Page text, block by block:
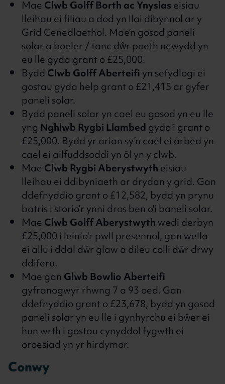
MaeClwb Golff Borth ac Ynyslaseisiau
lleihau ei filiau a dod yn llai dibynnol ar y
Grid Cenedlaethol. Mae’n gosod paneli
solar a boeler / tanc dŵr poeth newydd yn
eu lle gyda grant o £25,000.
ByddClwb Golff Aberteifiyn sefydlogi ei
gostau gyda help grant o £21,415 ar gyfer
paneli solar.
Bydd paneli solar yn cael eu gosod yn eu lle
yng Nghlwb Rygbi Llambedgyda'i grant o
£25,000. Bydd yr arian sy’n cael ei arbed yn
cael ei ailfuddsoddi yn ôl yn y clwb.
MaeClwb Rygbi Aberystwytheisiau
lleihau ei ddibyniaeth ar drydan y grid. Gan
ddefnyddio grant o £12,582, bydd yn prynu
batris i storio’r ynni dros ben o'i baneli solar.
MaeClwb Golff Aberystwythwedi derbyn
£25,000 i leinio'r pwll presennol, gan wella
ei allu i ddal dŵr glaw a dileu colli dŵr drwy
ddiferu.
Mae ganGlwb Bowlio Aberteifi
gyfranogwyr rhwng 7 a 93 oed. Gan
ddefnyddio grant o £23,678, bydd yn gosod
paneli solar yn eu lle i gynhyrchu ei bŵer ei
hun wrth i gostau cynyddol fygwth ei
oroesiad yn yr hirdymor.
Conwy